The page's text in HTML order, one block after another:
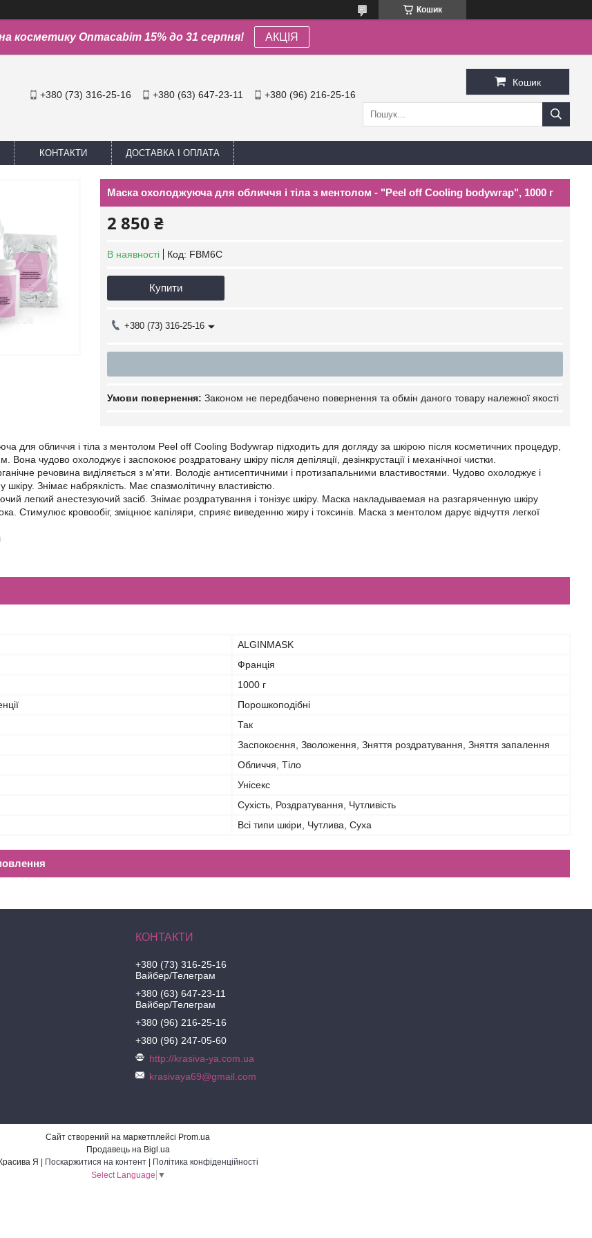
Кошик
косметику Onmacabim 15% до 31 серпня! АКЦІЯ
+380 (73) 316-25-16 +380 (63) 647-23-11 +380 (96) 216-25-16
Кошик
КОНТАКТИ ДОСТАВКА І ОПЛАТА
Маска охолоджуюча для обличчя і тіла з ментолом - "Peel off Cooling bodywrap", 1000 г
2 850 ₴
В наявності Код: FBM6C
Купити
+380 (73) 316-25-16
Законом не передбачено повернення та обмін даного товару належної якості
для обличчя і тіла з ментолом Peel off Cooling Bodywrap підходить для догляду за шкірою після косметичних процедур,
Вона чудово охолоджує і заспокоює роздратовану шкіру після депіляції, дезінкрустації і механічної чистки.
речовина виділяється з м'яти. Володіє антисептичними і протизапальними властивостями. Чудово охолоджує і
Знімає набряклість. Має спазмолітичну властивістю.
легкий анестезуючий засіб. Знімає роздратування і тонізує шкіру. Маска накладываемая на разгаряченную шкіру
Стимулює кровообіг, зміцнює капіляри, сприяє виведенню жиру і токсинів. Маска з ментолом дарує відчуття легкої
ALGINMASK
Франція
1000 г
Порошкоподібні
Так
Заспокоєння, Зволоження, Зняття роздратування, Зняття запалення
Обличчя, Тіло
Унісекс
Сухість, Роздратування, Чутливість
Всі типи шкіри, Чутлива, Суха
+380 (73) 316-25-16
Вайбер/Телеграм
+380 (63) 647-23-11
Вайбер/Телеграм
+380 (96) 216-25-16
+380 (96) 247-05-60
http://krasiva-ya.com.ua
krasivaya69@gmail.com
Сайт створений на маркетплейсі Prom.ua
Продавець на Bigl.ua
Поскаржитися на контент
Політика конфіденційності
Select Language ▼